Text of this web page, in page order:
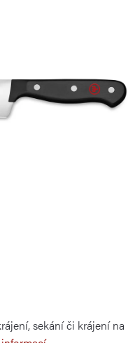
sekání či krájení na